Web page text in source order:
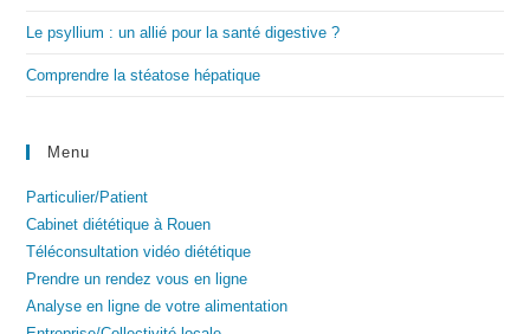
Le psyllium : un allié pour la santé digestive ?
Comprendre la stéatose hépatique
Menu
Particulier/Patient
Cabinet diététique à Rouen
Téléconsultation vidéo diététique
Prendre un rendez vous en ligne
Analyse en ligne de votre alimentation